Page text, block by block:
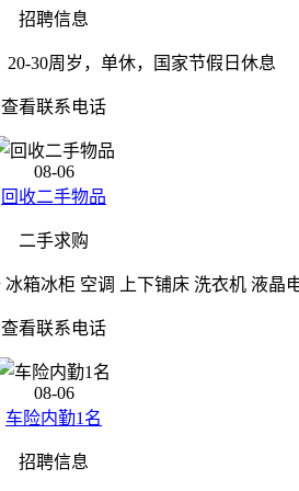
招聘信息
30周岁，单休，国家节假日休息
查看联系电话
08-06
回收二手物品
二手求购
箱冰柜 空调 上下铺床 洗衣机 液晶
查看联系电话
08-06
车险内勤1名
招聘信息